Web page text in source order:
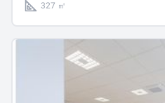
327 ㎡